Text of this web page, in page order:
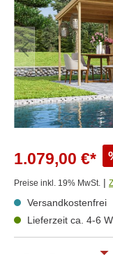
1.079,00 €*
Preise inkl. 19% MwSt. |
Versandkostenfrei
Lieferzeit ca. 4-6